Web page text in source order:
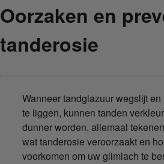
Oorzaken en
tanderosie
Wanneer tandglazuur wegslijt
te liggen, kunnen tanden
dunner worden, allemaal
wat tanderosie veroorzaakt en
voorkomen om uw glimlach te